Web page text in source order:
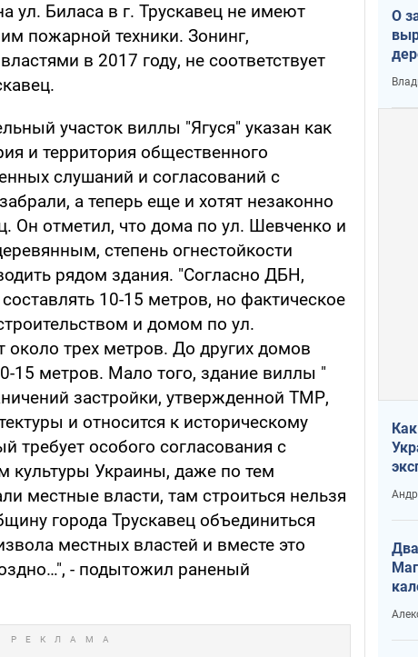
ул. Биласа в г. Трускавец не имеют
пожарной техники. Зонинг,
в 2017 году, не соответствует
участок виллы "Ягуся" указан как
и территория общественного
слушаний и согласований с
а теперь еще и хотят незаконно
Он отметил, что дома по ул. Шевченко и
степень огнестойкости
рядом здания. "Согласно ДБН,
10-15 метров, но фактическое
и домом по ул.
около трех метров. До других домов
15 метров. Мало того, здание виллы "
застройки, утвержденной ТМР,
и относится к историческому
требует особого согласования с
культуры Украины, даже по тем
местные власти, там строиться нельзя
города Трускавец объединиться
местных властей и вместе это
- подытожил раненый
О
что